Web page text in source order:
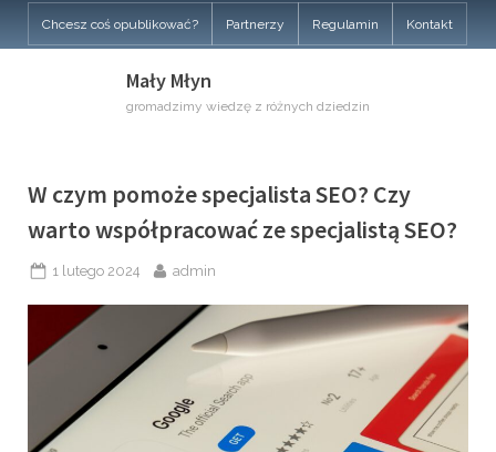
Chcesz coś opublikować? Partnerzy Regulamin Kontakt
Mały Młyn
gromadzimy wiedzę z różnych dziedzin
Kategoria:
Komputery
i
internet
W czym pomoże specjalista SEO? Czy
warto współpracować ze specjalistą SEO?
Posted
1 lutego 2024 By
admin